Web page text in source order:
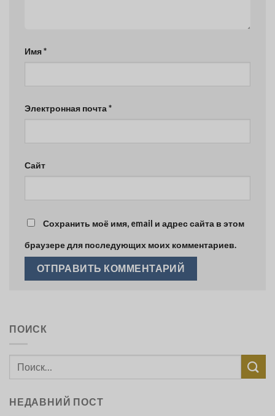
Имя*
Электронная почта*
Сайт
Сохранить моё имя, email и адрес сайта в этом
браузере для последующих моих комментариев.
ПОИСК
НЕДАВНИЙ ПОСТ